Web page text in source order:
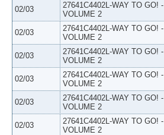
02/03
27641C4402L-WAY TO GO! -
VOLUME 2
02/03
27641C4402L-WAY TO GO! -
VOLUME 2
02/03
27641C4402L-WAY TO GO! -
VOLUME 2
02/03
27641C4402L-WAY TO GO! -
VOLUME 2
02/03
27641C4402L-WAY TO GO! -
VOLUME 2
02/03
27641C4402L-WAY TO GO! -
VOLUME 2